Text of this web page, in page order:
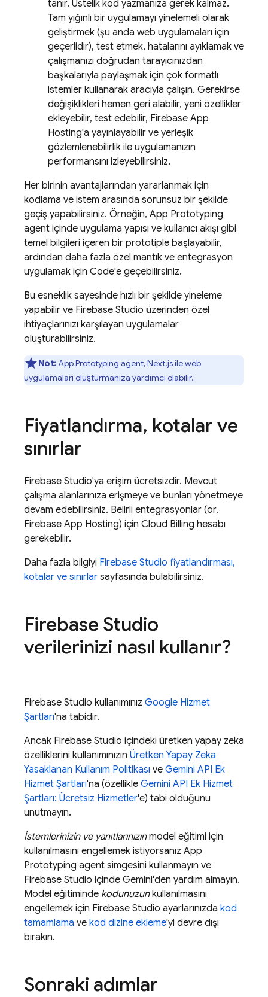
tanır. Üstelik kod yazmanıza gerek kalmaz.
Tam yığınlı bir uygulamayı yinelemeli olarak
geliştirmek (şu anda web uygulamaları için
geçerlidir), test etmek, hatalarını ayıklamak ve
çalışmanızı doğrudan tarayıcınızdan
başkalarıyla paylaşmak için çok formatlı
istemler kullanarak aracıyla çalışın. Gerekirse
değişiklikleri hemen geri alabilir, yeni özellikler
ekleyebilir, test edebilir, Firebase App
Hosting'a yayınlayabilir ve yerleşik
gözlemlenebilirlik ile uygulamanızın
performansını izleyebilirsiniz.
Her birinin avantajlarından yararlanmak için
kodlama ve istem arasında sorunsuz bir şekilde
geçiş yapabilirsiniz. Örneğin, App Prototyping
agent içinde uygulama yapısı ve kullanıcı akışı gibi
temel bilgileri içeren bir prototiple başlayabilir,
ardından daha fazla özel mantık ve entegrasyon
uygulamak için Code'e geçebilirsiniz.
Bu esneklik sayesinde hızlı bir şekilde yineleme
yapabilir ve Firebase Studio üzerinden özel
ihtiyaçlarınızı karşılayan uygulamalar
oluşturabilirsiniz.
Not:App Prototyping agent, Next.js ile web
uygulamaları oluşturmanıza yardımcı olabilir.
Fiyatlandırma, kotalar ve
sınırlar
Firebase Studio'ya erişim ücretsizdir. Mevcut
çalışma alanlarınıza erişmeye ve bunları yönetmeye
devam edebilirsiniz. Belirli entegrasyonlar (ör.
Firebase App Hosting) için Cloud Billing hesabı
gerekebilir.
Daha fazla bilgiyi Firebase Studio fiyatlandırması,
kotalar ve sınırlar sayfasında bulabilirsiniz.
Firebase Studio
verilerinizi nasıl kullanır?
Firebase Studio kullanımınız Google Hizmet
Şartları'na tabidir.
Ancak Firebase Studio içindeki üretken yapay zeka
özelliklerini kullanımınızın Üretken Yapay Zeka
Yasaklanan Kullanım Politikası ve Gemini API Ek
Hizmet Şartları'na (özellikle Gemini API Ek Hizmet
Şartları: Ücretsiz Hizmetler'e) tabi olduğunu
unutmayın.
İstemlerinizin ve yanıtlarınızınmodel eğitimi için
kullanılmasını engellemek istiyorsanız App
Prototyping agent simgesini kullanmayın ve
Firebase Studio içinde Gemini'den yardım almayın.
Model eğitiminde kodunuzunkullanılmasını
engellemek için Firebase Studio ayarlarınızda kod
tamamlama ve kod dizine ekleme'yi devre dışı
bırakın.
Sonraki adımlar